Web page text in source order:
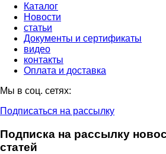
Каталог
Новости
статьи
Документы и сертификаты
видео
контакты
Оплата и доставка
Мы в соц. сетях:
Подписаться на рассылку
Подписка на рассылку
статей